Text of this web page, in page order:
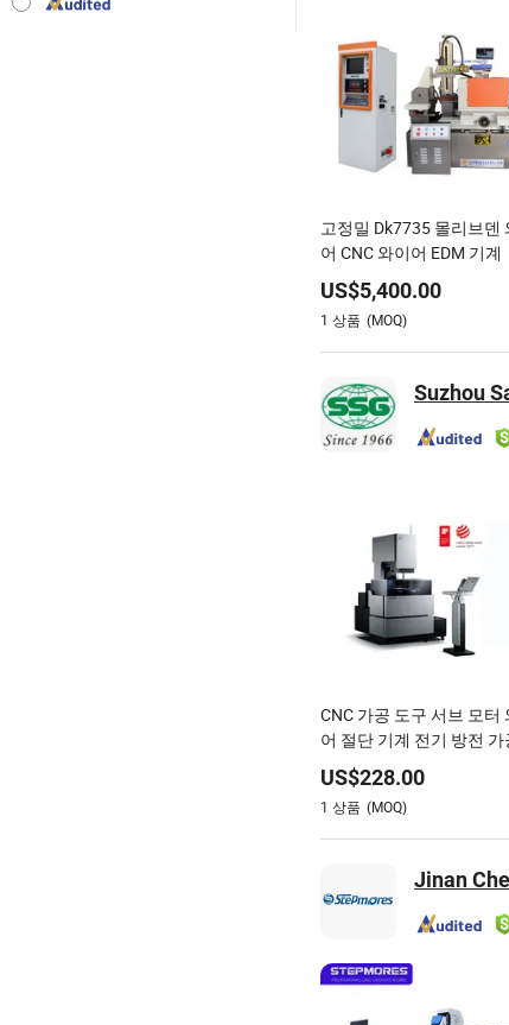
고정밀 Dk7735 몰리브덴
어 CNC 와이어 EDM 기계
US$5,400.00
1 상품 (MOQ)
Suzhou
CNC 가공 도구 서브 모터
어 절단 기계 전기 방전 가
US$228.00
1 상품 (MOQ)
Jinan